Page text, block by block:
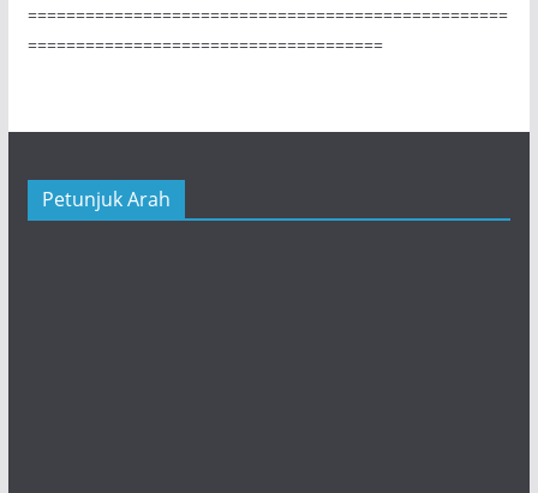
==================================================
=====================================
Petunjuk Arah